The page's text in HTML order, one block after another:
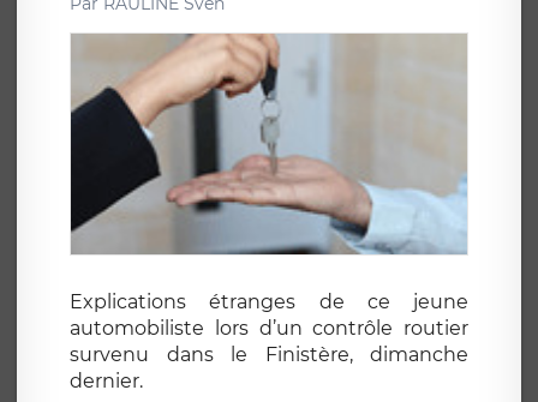
Explications étranges de ce jeune
automobiliste lors d’un contrôle routier
survenu dans le Finistère, dimanche
dernier.